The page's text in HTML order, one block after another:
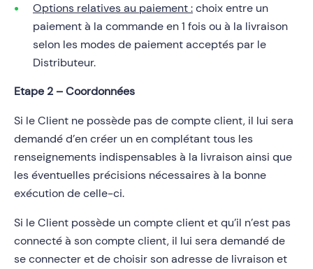
Options relatives au paiement :choix entre un
paiement à la commande en 1 fois ou à la livraison
selon les modes de paiement acceptés par le
Distributeur.
Etape 2 – Coordonnées
Si le Client ne possède pas de compte client, il lui sera
demandé d’en créer un en complétant tous les
renseignements indispensables à la livraison ainsi que
les éventuelles précisions nécessaires à la bonne
exécution de celle-ci.
Si le Client possède un compte client et qu’il n’est pas
connecté à son compte client, il lui sera demandé de
se connecter et de choisir son adresse de livraison et